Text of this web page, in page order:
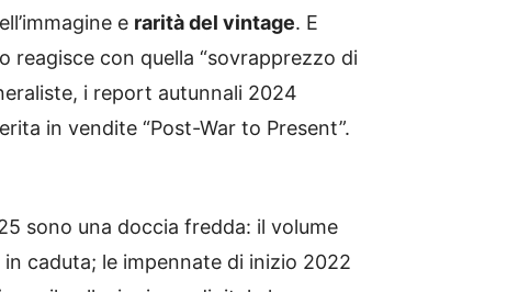
e rarità del vintage. E
reagisce con quella “sovrapprezzo di
i report autunnali 2024
in vendite “Post-War to Present”.
sono una doccia fredda: il volume
caduta; le impennate di inizio 2022